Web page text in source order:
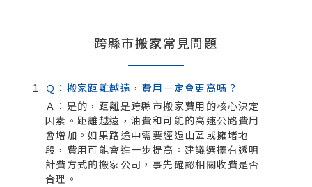
跨縣市搬家常見問題
Ｑ：搬家距離越遠，費用一定會更高嗎？
Ａ：是的，距離是跨縣市搬家費用的核心決定
因素。距離越遠，油費和可能的高速公路費用
會增加。如果路途中需要經過山區或擁堵地
段，費用可能會進一步提高。建議選擇有透明
計費方式的搬家公司，事先確認相關收費是否
合理。